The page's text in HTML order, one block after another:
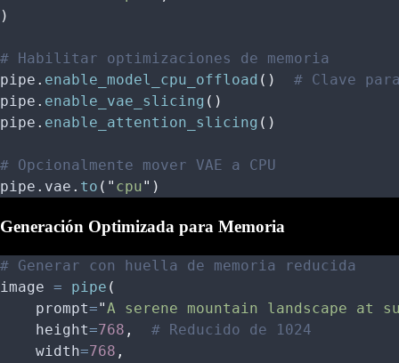
)
# Habilitar optimizaciones de memoria
pipe . enable_model_cpu_offload ()
# Clave
pipe . enable_vae_slicing ()
pipe . enable_attention_slicing ()
# Opcionalmente mover VAE a CPU
pipe . vae . to ( " cpu" )
Generación Optimizada para Memoria
# Generar con huella de memoria reducida
image = pipe (
    prompt
="A serene mountain landscape at
    height
=768 ,
  # Reducido de 1024
    width
=768 ,